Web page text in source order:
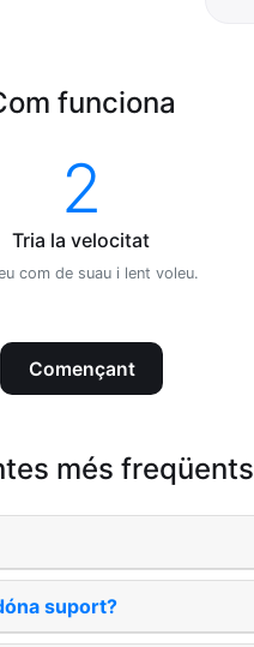
funciona
2
Tria la velocitat
com de suau i lent voleu.
Començant
més freqüents
suport?